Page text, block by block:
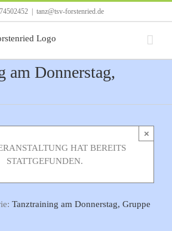
tanz@tsv-forstenried.de
am Donnerstag,
HAT BEREITS
STATTGEFUNDEN.
×
Tanztraining am Donnerstag, Gruppe